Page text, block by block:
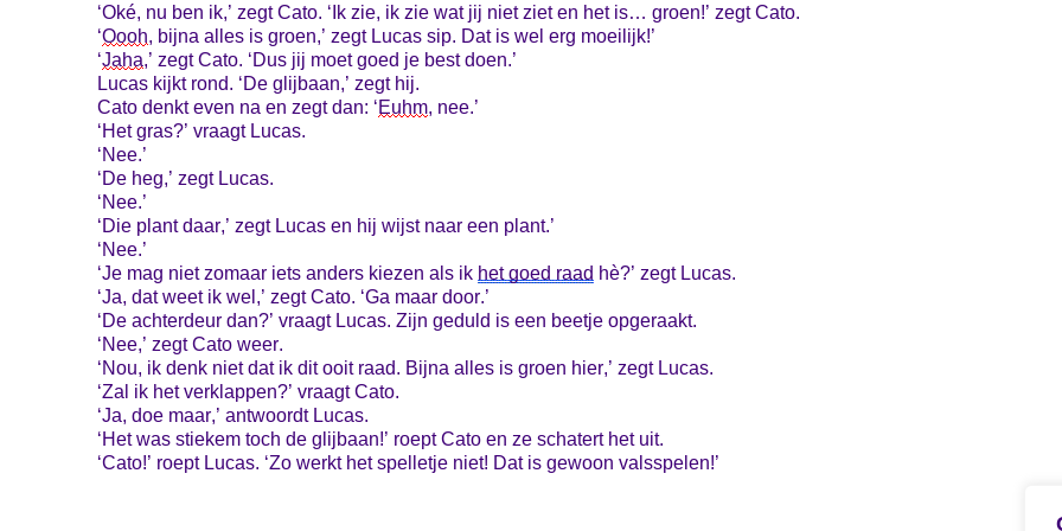
‘Oké, nu ben ik,’ zegt Cato. ‘Ik zie, ik zie wat jij niet ziet en het is… groen!’ zegt Cato.
‘Oooh, bijna alles is groen,’ zegt Lucas sip. Dat is wel erg moeilijk!’
‘Jaha,’ zegt Cato. ‘Dus jij moet goed je best doen.’
Lucas kijkt rond. ‘De glijbaan,’ zegt hij.
Cato denkt even na en zegt dan: ‘Euhm, nee.’
‘Het gras?’ vraagt Lucas.
‘Nee.’
‘De heg,’ zegt Lucas.
‘Nee.’
‘Die plant daar,’ zegt Lucas en hij wijst naar een plant.’
‘Nee.’
‘Je mag niet zomaar iets anders kiezen als ik het goed raad hè?’ zegt Lucas.
‘Ja, dat weet ik wel,’ zegt Cato. ‘Ga maar door.’
‘De achterdeur dan?’ vraagt Lucas. Zijn geduld is een beetje opgeraakt.
‘Nee,’ zegt Cato weer.
‘Nou, ik denk niet dat ik dit ooit raad. Bijna alles is groen hier,’ zegt Lucas.
‘Zal ik het verklappen?’ vraagt Cato.
‘Ja, doe maar,’ antwoordt Lucas.
‘Het was stiekem toch de glijbaan!’ roept Cato en ze schatert het uit.
‘Cato!’ roept Lucas. ‘Zo werkt het spelletje niet! Dat is gewoon valsspelen!’